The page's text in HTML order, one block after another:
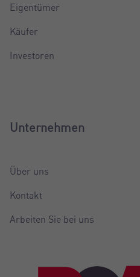
Eigentümer
Käufer
Investoren
Unternehmen
Über uns
Kontakt
Arbeiten Sie bei uns